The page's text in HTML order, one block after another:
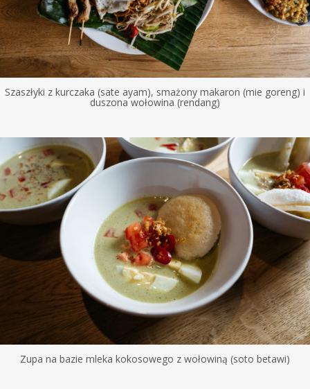
Szaszłyki z kurczaka (sate ayam), smażony makaron (mie goreng) i
duszona wołowina (rendang)
Zupa na bazie mleka kokosowego z wołowiną (soto betawi)